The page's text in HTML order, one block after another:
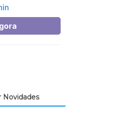
Novidades